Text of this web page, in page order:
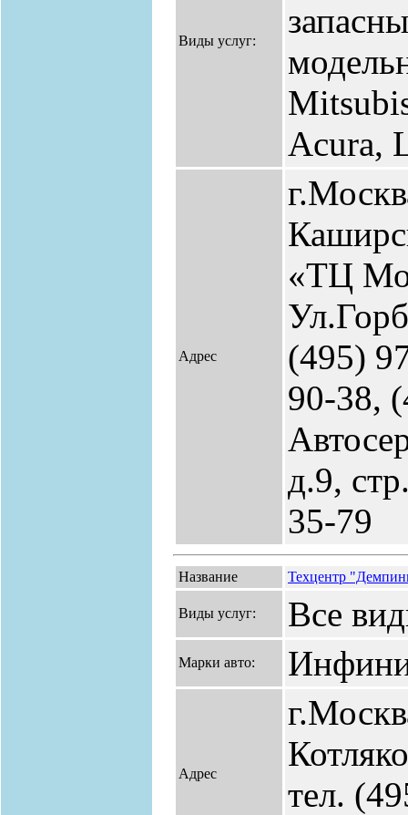
Виды услуг:
Acura,
Адрес
«ТЦ
(495)
90-38,
д.9,
35-79
Название Техцентр
Виды услуг: Все
Марки авто:
Адрес
тел.